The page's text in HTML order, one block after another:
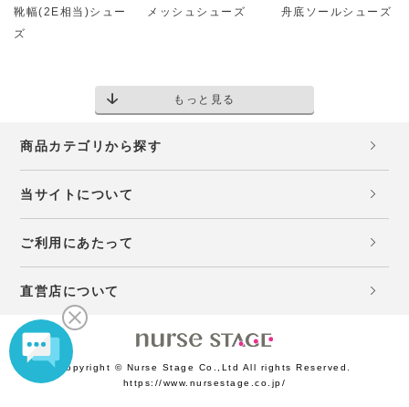
靴幅(2E相当)シュー
ズ
メッシュシューズ 舟底ソールシューズ
もっと見る
商品カテゴリから探す
当サイトについて
ご利用にあたって
直営店について
Copyright © Nurse Stage Co.,Ltd All rights Reserved.
https://www.nursestage.co.jp/